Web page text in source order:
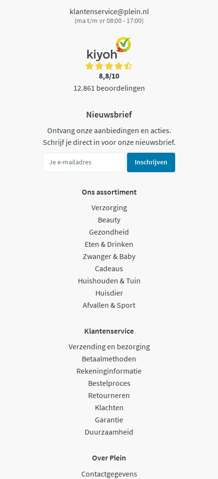
klantenservice@plein.nl
(ma t/m vr 08:00 - 17:00)
8,8/10
12.861 beoordelingen
Nieuwsbrief
Ontvang onze aanbiedingen en acties.
Schrijf je direct in voor onze nieuwsbrief.
Inschrijven
Ons assortiment
Verzorging
Beauty
Gezondheid
Eten & Drinken
Zwanger & Baby
Cadeaus
Huishouden & Tuin
Huisdier
Afvallen & Sport
Klantenservice
Verzending en bezorging
Betaalmethoden
Rekeninginformatie
Bestelproces
Retourneren
Klachten
Garantie
Duurzaamheid
Over Plein
Contactgegevens